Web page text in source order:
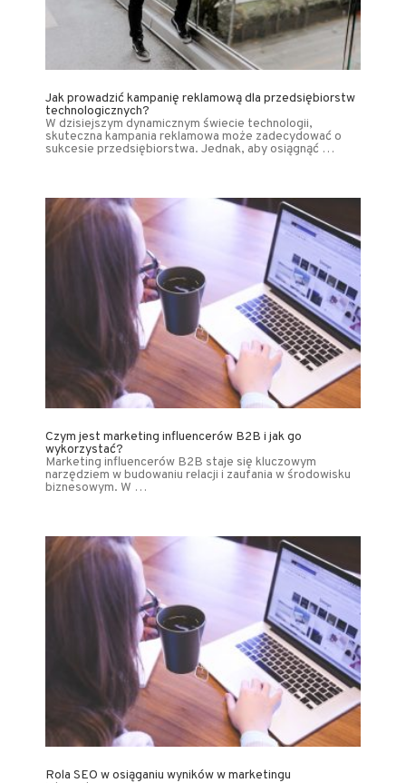
Jak prowadzić kampanię reklamową dla przedsiębiorstw
technologicznych?
W dzisiejszym dynamicznym świecie technologii,
skuteczna kampania reklamowa może zadecydować o
sukcesie przedsiębiorstwa. Jednak, aby osiągnąć …
Czym jest marketing influencerów B2B i jak go
wykorzystać?
Marketing influencerów B2B staje się kluczowym
narzędziem w budowaniu relacji i zaufania w środowisku
biznesowym. W …
Rola SEO w osiąganiu wyników w marketingu